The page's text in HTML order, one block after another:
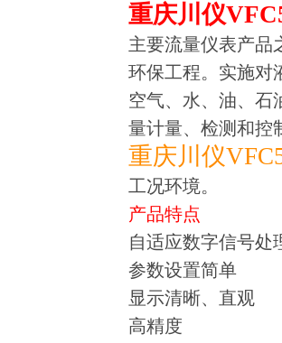
重庆川仪
主要流量仪表产品
环保工程。实施对
空气、水、油、石
量计量、检测和控
重庆川仪
工况环境。
产品特点
自适应数字信号处
参数设置简单
显示清晰、直观
高精度